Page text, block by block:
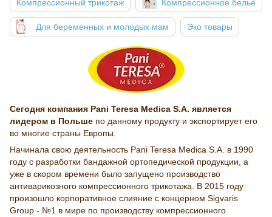
Компрессионный трикотаж Компрессионное белье
Для беременных и молодых мам Эко товары
Сегодня компания Pani Teresa Medica S.A. является
лидером в Польше по данному продукту и экспортирует его
во многие страны Европы.
Начинала свою деятельность Pani Teresa Medica S.A. в 1990
году с разработки бандажной ортопедической продукции, а
уже в скором времени было запущено производство
антиварикозного компрессионного трикотажа. В 2015 году
произошло корпоративное слияние с концерном Sigvaris
Group - №1 в мире по производству компрессионного